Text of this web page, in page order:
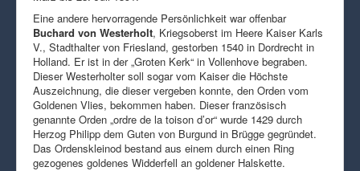
Eine andere hervorragende Persönlichkeit war offenbar
Buchard von Westerholt, Kriegsoberst im Heere Kaiser Karls
V., Stadthalter von Friesland, gestorben 1540 in Dordrecht in
Holland. Er ist in der „Groten Kerk“ in Vollenhove begraben.
Dieser Westerholter soll sogar vom Kaiser die Höchste
Auszeichnung, die dieser vergeben konnte, den Orden vom
Goldenen Vlies, bekommen haben. Dieser französisch
genannte Orden „ordre de la toison d’or“ wurde 1429 durch
Herzog Philipp dem Guten von Burgund in Brügge gegründet.
Das Ordenskleinod bestand aus einem durch einen Ring
gezogenes goldenes Widderfell an goldener Halskette.